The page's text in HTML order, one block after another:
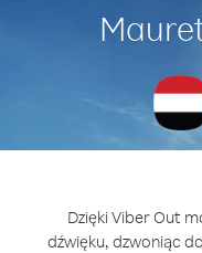
Dzięki Viber Out
dźwięku, dzwoniąc